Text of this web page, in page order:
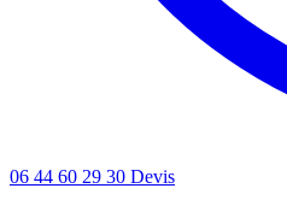
06 44 60 29 30 Devis